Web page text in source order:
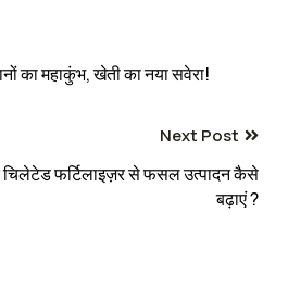
का महाकुंभ, खेती का नया सवेरा!
Next Post
फर्टिलाइज़र से फसल उत्पादन कैसे
बढ़ाएं ?